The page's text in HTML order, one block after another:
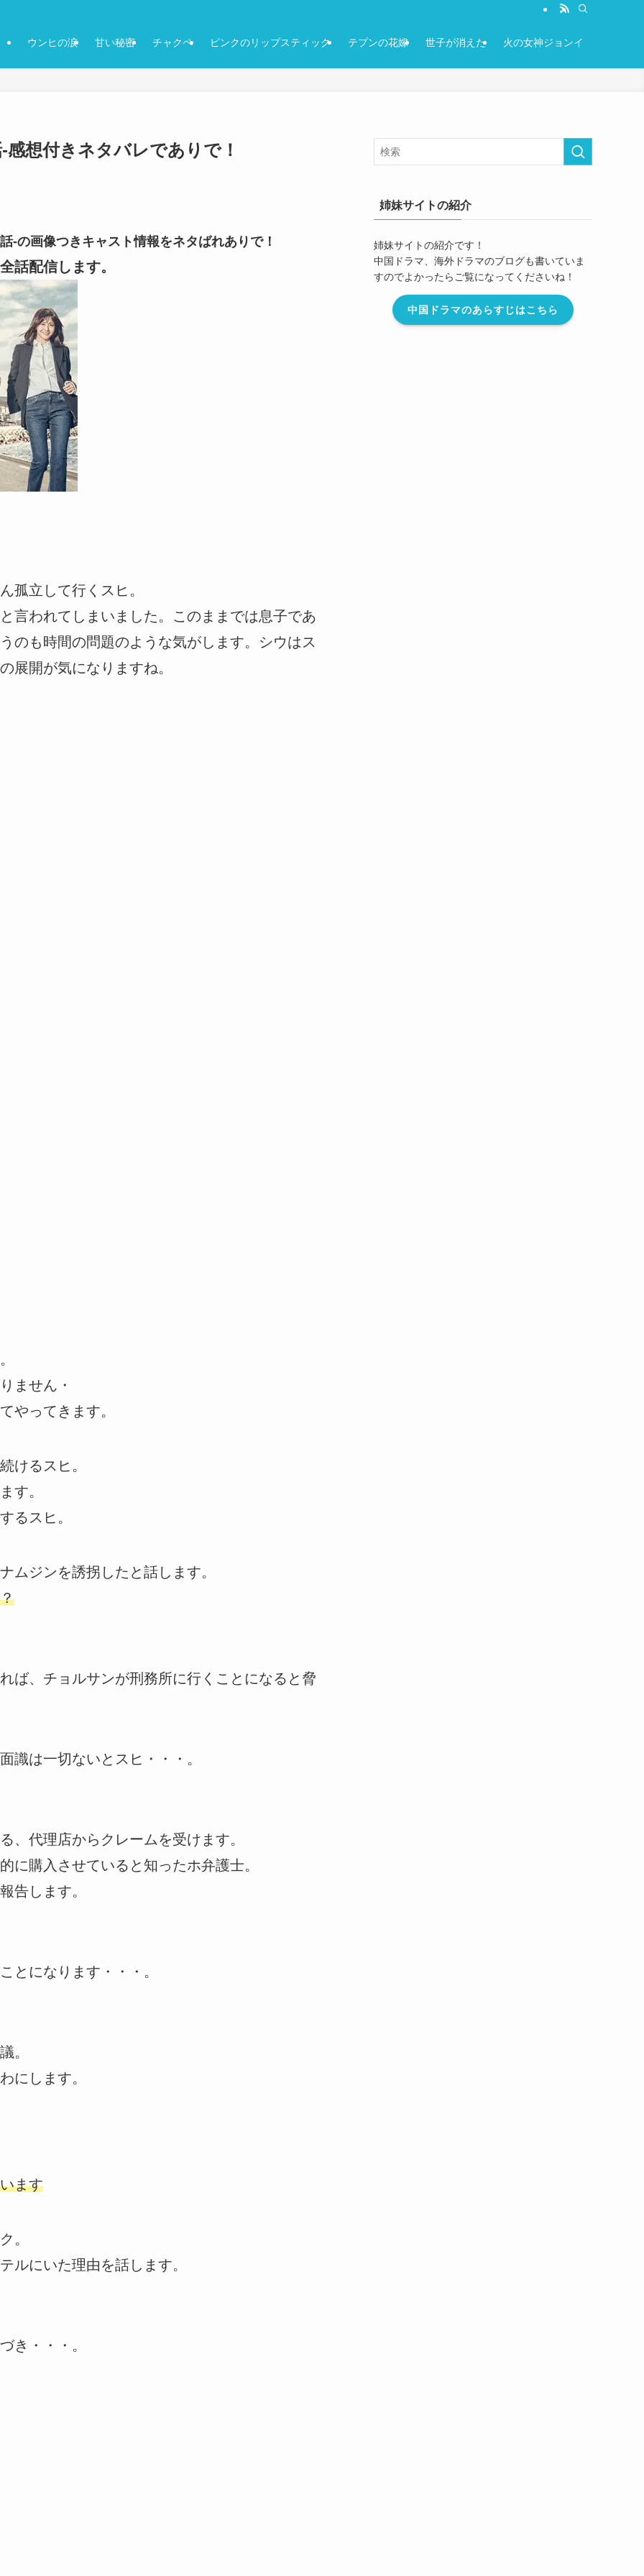
ウンヒの涙 甘い秘密 チャクペ ピンクのリップスティック テプンの花嫁 世子が消えた 火の女神ジョンイ
想付きネタバレでありで！
-の画像つきキャスト情報をネタばれありで！
話配信します。
孤立して行くスヒ。
言われてしまいました。このままでは息子であ
のも時間の問題のような気がします。シウはス
展開が気になりますね。
ません・
やってきます。
けるスヒ。
す。
るスヒ。
ムジンを誘拐したと話します。
ば、チョルサンが刑務所に行くことになると脅
識は一切ないとスヒ・・・。
、代理店からクレームを受けます。
に購入させていると知ったホ弁護士。
告します。
とになります・・・。
。
にします。
ます
。
ルにいた理由を話します。
き・・・。
姉妹サイトの紹介
姉妹サイトの紹介です！
中国ドラマ、海外ドラマのブログも書いていま
すのでよかったらご覧になってくださいね！
中国ドラマのあらすじはこちら